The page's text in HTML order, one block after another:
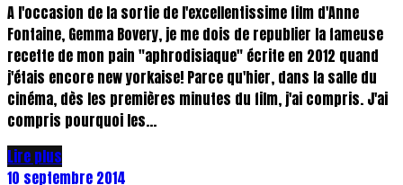
A l'occasion de la sortie de l'excellentissime film d'Anne
Fontaine, Gemma Bovery, je me dois de republier la fameuse
recette de mon pain "aphrodisiaque" écrite en 2012 quand
j'étais encore new yorkaise! Parce qu'hier, dans la salle du
cinéma, dès les premières minutes du film, j'ai compris. J'ai
compris pourquoi les...
Lire plus
10 septembre 2014